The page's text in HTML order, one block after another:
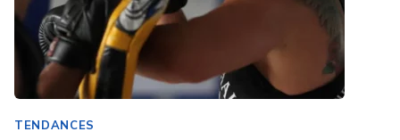
TENDANCES